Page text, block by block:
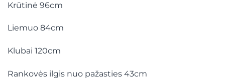
Krūtinė 96cm
Liemuo 84cm
Klubai 120cm
Rankovės ilgis nuo pažasties 43cm